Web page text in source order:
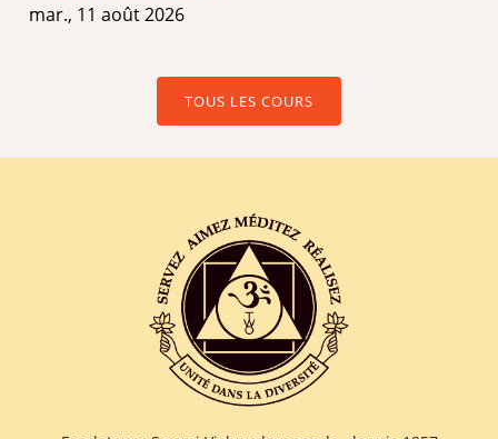
mar., 11 août 2026
TOUS LES COURS